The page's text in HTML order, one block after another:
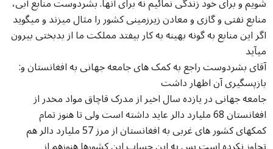
منابع نفتی و گازی و معادن زیرزمینی کشور را مثال میزند و میگوید
اگر این منابع به گونه بهینه به کار بیفتد مملکت ما از بدبختی بیرون
میآید
:آقای بشردوست راجع به کمک های جامعه جهانی به افغانستان و
بازپسگیری آن اظهار داشت
جامعه جهانی در یازده سال اخیر از مدرک قاچاق مواد مخدر از
افغانستان 68 ملیارد دالر عاید داشته است ولی تا هنوز تمام
کمکهای کشور های غربی به افغانستان از مرز 57 ملیارد دالر هم